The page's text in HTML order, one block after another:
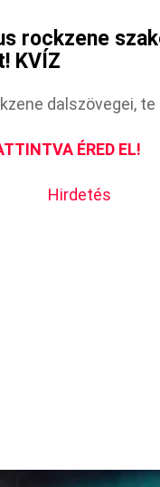
rockzene
KVÍZ
dalszövegei,
ÉRED EL!
Hirdetés